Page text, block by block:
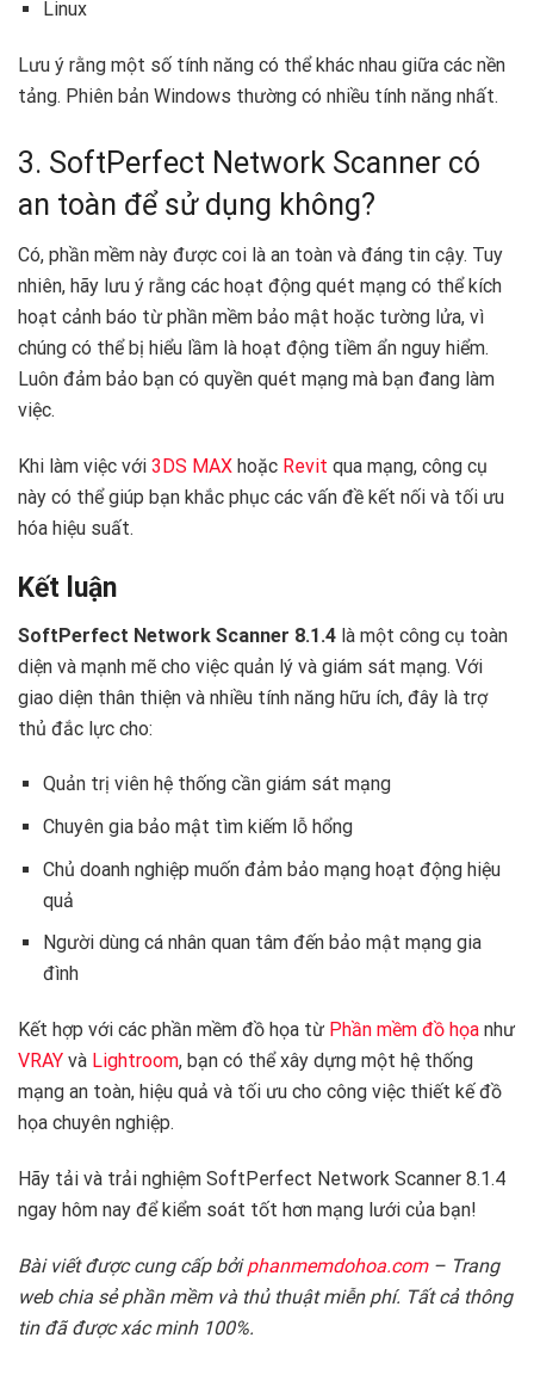
Linux
Lưu ý rằng một số tính năng có thể khác nhau giữa các nền
tảng. Phiên bản Windows thường có nhiều tính năng nhất. ️
3. SoftPerfect Network Scanner có
an toàn để sử dụng không?
Có, phần mềm này được coi là an toàn và đáng tin cậy. Tuy
nhiên, hãy lưu ý rằng các hoạt động quét mạng có thể kích
hoạt cảnh báo từ phần mềm bảo mật hoặc tường lửa, vì
chúng có thể bị hiểu lầm là hoạt động tiềm ẩn nguy hiểm.
Luôn đảm bảo bạn có quyền quét mạng mà bạn đang làm
việc.
Khi làm việc với 3DS MAX hoặc Revit qua mạng, công cụ
này có thể giúp bạn khắc phục các vấn đề kết nối và tối ưu
hóa hiệu suất.
Kết luận
SoftPerfect Network Scanner 8.1.4 là một công cụ toàn
diện và mạnh mẽ cho việc quản lý và giám sát mạng. Với
giao diện thân thiện và nhiều tính năng hữu ích, đây là trợ
thủ đắc lực cho:
Quản trị viên hệ thống cần giám sát mạng
Chuyên gia bảo mật tìm kiếm lỗ hổng
Chủ doanh nghiệp muốn đảm bảo mạng hoạt động hiệu
quả
Người dùng cá nhân quan tâm đến bảo mật mạng gia
đình
Kết hợp với các phần mềm đồ họa từ Phần mềm đồ họa như
VRAY và Lightroom, bạn có thể xây dựng một hệ thống
mạng an toàn, hiệu quả và tối ưu cho công việc thiết kế đồ
họa chuyên nghiệp.
Hãy tải và trải nghiệm SoftPerfect Network Scanner 8.1.4
ngay hôm nay để kiểm soát tốt hơn mạng lưới của bạn!
Bài viết được cung cấp bởiphanmemdohoa.com– Trang
web chia sẻ phần mềm và thủ thuật miễn phí. Tất cả thông
tin đã được xác minh 100%.